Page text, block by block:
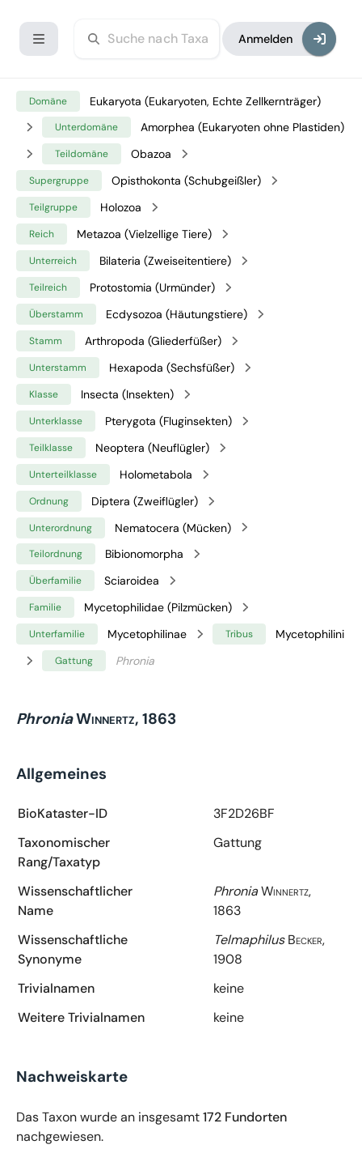
Anmelden
Domäne Eukaryota (Eukaryoten, Echte Zellkernträger)
Unterdomäne Amorphea (Eukaryoten ohne Plastiden)
Teildomäne Obazoa
Supergruppe Opisthokonta (Schubgeißler)
Teilgruppe Holozoa
Reich Metazoa (Vielzellige Tiere)
Unterreich Bilateria (Zweiseitentiere)
Teilreich Protostomia (Urmünder)
Überstamm Ecdysozoa (Häutungstiere)
Stamm Arthropoda (Gliederfüßer)
Unterstamm Hexapoda (Sechsfüßer)
Klasse Insecta (Insekten)
Unterklasse Pterygota (Fluginsekten)
Teilklasse Neoptera (Neuflügler)
Unterteilklasse Holometabola
Ordnung Diptera (Zweiflügler)
Unterordnung Nematocera (Mücken)
Teilordnung Bibionomorpha
Überfamilie Sciaroidea
Familie Mycetophilidae (Pilzmücken)
Unterfamilie Mycetophilinae Tribus Mycetophilini
Gattung Phronia
PhroniaWinnertz, 1863
Allgemeines
BioKataster-ID
3F2D26BF
Taxonomischer
Rang/Taxatyp
Gattung
Wissenschaftlicher
Name
PhroniaWinnertz,
1863
Wissenschaftliche
Synonyme
Telmaphilus Becker,
1908
Trivialnamen
keine
Weitere Trivialnamen
keine
Nachweiskarte
Das Taxon wurde an insgesamt172 Fundorten
nachgewiesen.